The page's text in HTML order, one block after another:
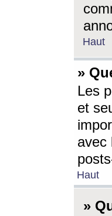
Haut
»
Les
et
avec
Haut
»